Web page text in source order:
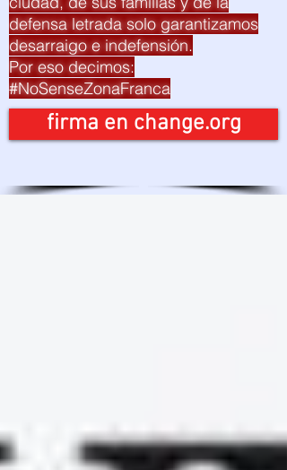
defensa letrada solo garantizamos
desarraigo e indefensión.
Por eso decimos:
#NoSenseZonaFranca
firma en change.org